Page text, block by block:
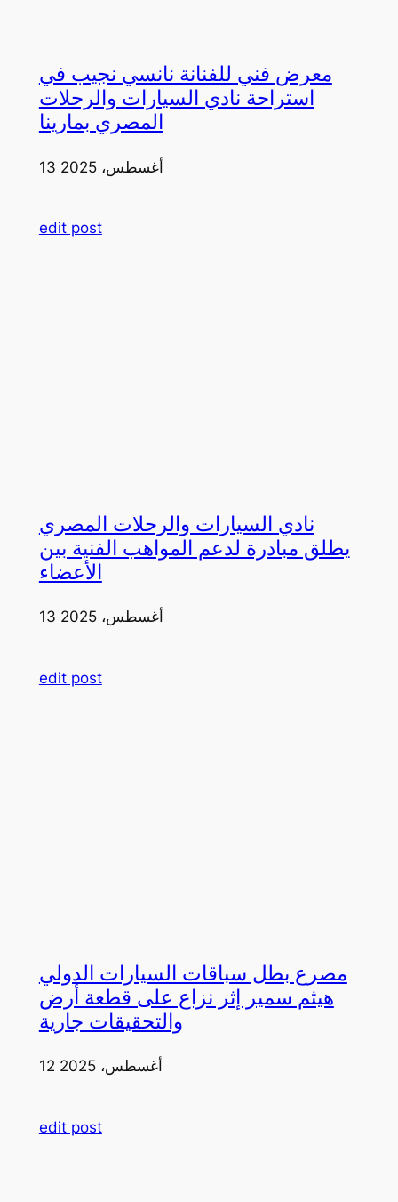
معرض فني للفنانة نانسي نجيب في
استراحة نادي السيارات والرحلات
المصري بمارينا
13 أغسطس، 2025
edit post
نادي السيارات والرحلات المصري
يطلق مبادرة لدعم المواهب الفنية بين
الأعضاء
13 أغسطس، 2025
edit post
مصرع بطل سباقات السيارات الدولي
هيثم سمير إثر نزاع على قطعة أرض
والتحقيقات جارية
12 أغسطس، 2025
edit post